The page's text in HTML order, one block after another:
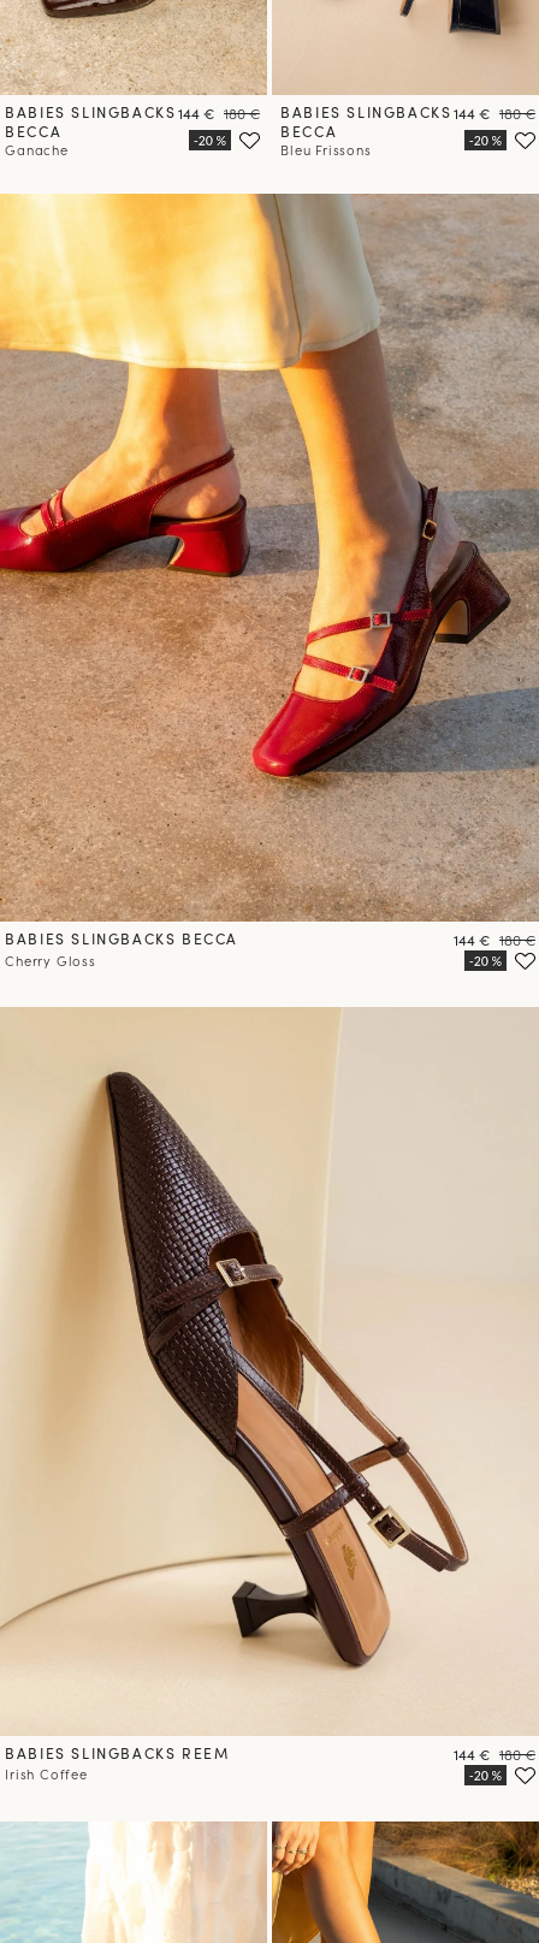
BABIES SLINGBACKS
BECCA
Ganache
Prix
144 € Prix
180 €
BABIES SLINGBACKS
BECCA
Bleu Frissons
Prix
144 € Prix
180 €
BABIES SLINGBACKS BECCA
Cherry Gloss
Prix
144 € Prix
180 €
BABIES SLINGBACKS REEM
Irish Coffee
Prix
144 € Prix
180 €